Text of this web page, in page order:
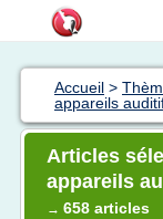
Accueil >
appareils
Articles
appareils
→ 658 articles